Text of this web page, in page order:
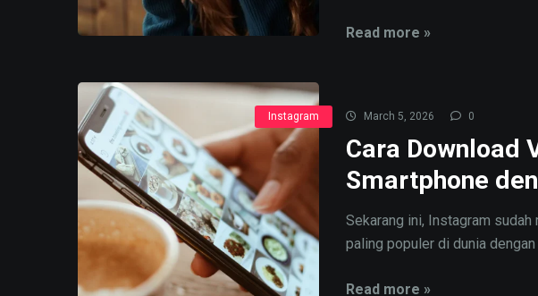
Read more »
Instagram March 5, 2026 0
Cara Download
Smartphone
Sekarang ini, Instagram
paling populer di dunia dengan
Read more »